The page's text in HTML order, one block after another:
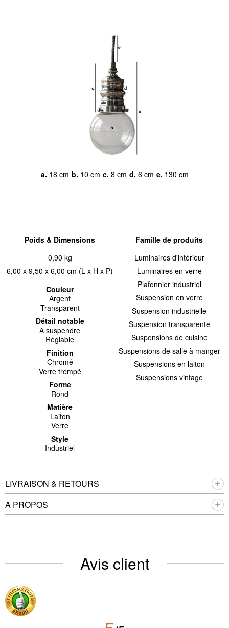
a. 18 cm b. 10 cm c. 8 cm d. 6 cm e. 130 cm
Poids & Dimensions
0,90 kg
6,00 x 9,50 x 6,00 cm (L x H x P)
Couleur
Argent
Transparent
Détail notable
A suspendre
Réglable
Finition
Chromé
Verre trempé
Forme
Rond
Matière
Laiton
Verre
Style
Industriel
Famille de produits
Luminaires d'intérieur
Luminaires en verre
Plafonnier industriel
Suspension en verre
Suspension industrielle
Suspension transparente
Suspensions de cuisine
Suspensions de salle à manger
Suspensions en laiton
Suspensions vintage
LIVRAISON & RETOURS
A PROPOS
Avis client